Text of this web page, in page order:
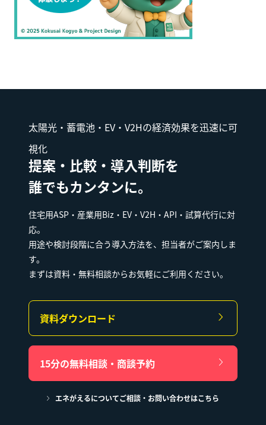
太陽光・蓄電池・EV・V2Hの経済効果を迅速に可
視化
提案・比較・導入判断を
誰でもカンタンに。
住宅用ASP・産業用Biz・EV・V2H・API・試算代行に対
応。
用途や検討段階に合う導入方法を、担当者がご案内しま
す。
まずは資料・無料相談からお気軽にご利用ください。
資料ダウンロード
15分の無料相談・商談予約
エネがえるについてご相談・お問い合わせはこちら